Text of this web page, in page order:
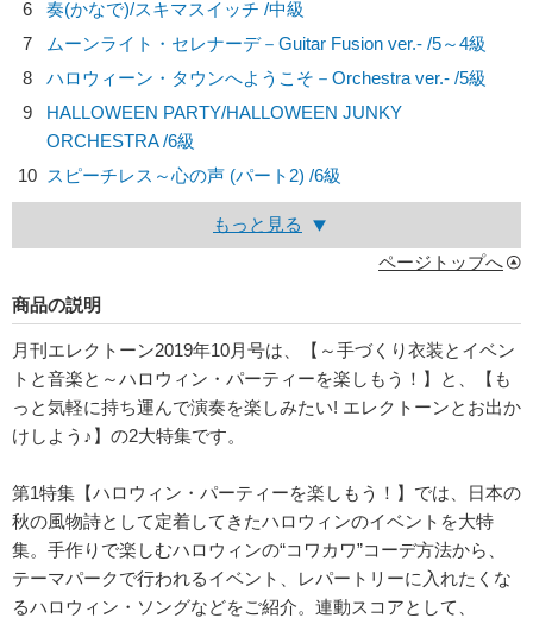
6 奏(かなで)/スキマスイッチ /中級
7
ムーンライト・セレナーデ－Guitar Fusion ver.- /5～4級
8
ハロウィーン・タウンへようこそ－Orchestra ver.- /5級
9
HALLOWEEN PARTY/HALLOWEEN JUNKY
ORCHESTRA/6級
10 スピーチレス～心の声 (パート2) /6級
もっと見る
ページトップへ
商品の説明
月刊エレクトーン2019年10月号は、【～手づくり衣装とイベン
トと音楽と～ハロウィン・パーティーを楽しもう！】と、【も
っと気軽に持ち運んで演奏を楽しみたい! エレクトーンとお出か
けしよう♪】の2大特集です。
第1特集【ハロウィン・パーティーを楽しもう！】では、日本の
秋の風物詩として定着してきたハロウィンのイベントを大特
集。手作りで楽しむハロウィンの“コワカワ”コーデ方法から、
テーマパークで行われるイベント、レパートリーに入れたくな
るハロウィン・ソングなどをご紹介。連動スコアとして、